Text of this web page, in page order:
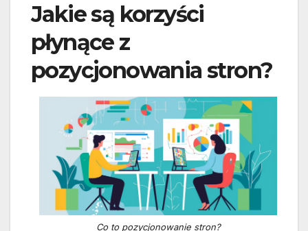
Jakie są korzyści
płynące z
pozycjonowania stron?
Co to pozycjonowanie stron?